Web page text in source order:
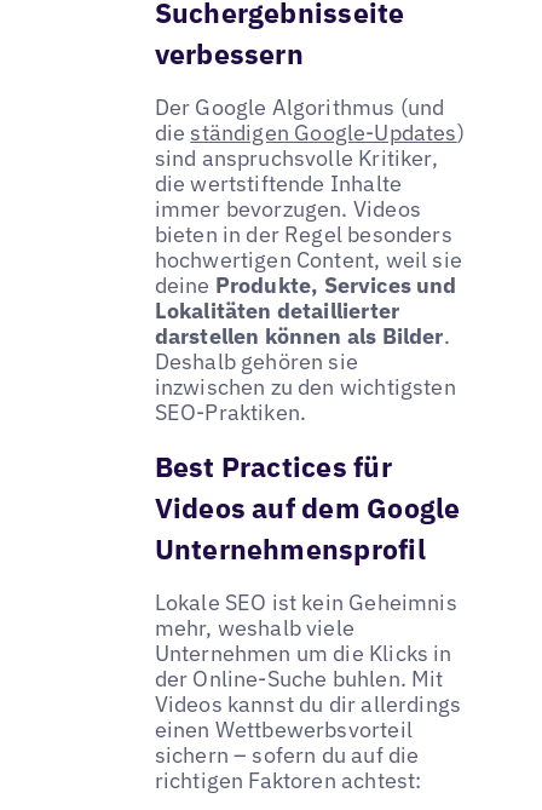
Suchergebnisseite
verbessern
Der Google Algorithmus (und
die ständigen Google-Updates)
sind anspruchsvolle Kritiker,
die wertstiftende Inhalte
immer bevorzugen. Videos
bieten in der Regel besonders
hochwertigen Content, weil sie
deine Produkte, Services und
Lokalitäten detaillierter
darstellen können als Bilder.
Deshalb gehören sie
inzwischen zu den wichtigsten
SEO-Praktiken.
Best Practices für
Videos auf dem Google
Unternehmensprofil
Lokale SEO ist kein Geheimnis
mehr, weshalb viele
Unternehmen um die Klicks in
der Online-Suche buhlen. Mit
Videos kannst du dir allerdings
einen Wettbewerbsvorteil
sichern – sofern du auf die
richtigen Faktoren achtest: